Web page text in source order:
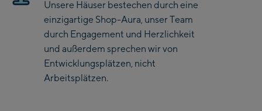
Saalbach Life.Style
Saalbach Zentrum
Kohlmaisbahn
Saalbach Ski-Service
Unsere Häuser bestechen durch eine
einzigartige Shop-Aura, unser Team
durch Engagement und Herzlichkeit
und außerdem sprechen wir von
Entwicklungsplätzen, nicht
Arbeitsplätzen.